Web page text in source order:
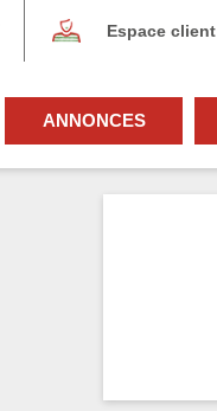
Espace client
ANNONCES